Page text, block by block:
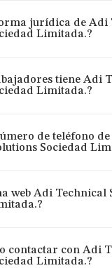
jurídica de Adi
Limitada.?
tiene Adi
Limitada.?
de teléfono
Sociedad
web Adi Technical
contactar con Adi
Limitada.?